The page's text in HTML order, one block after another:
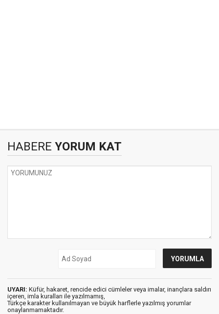
HABERE YORUM KAT
UYARI: Küfür, hakaret, rencide edici cümleler veya imalar, inançlara saldırı
içeren, imla kuralları ile yazılmamış,
Türkçe karakter kullanılmayan ve büyük harflerle yazılmış yorumlar
onaylanmamaktadır.